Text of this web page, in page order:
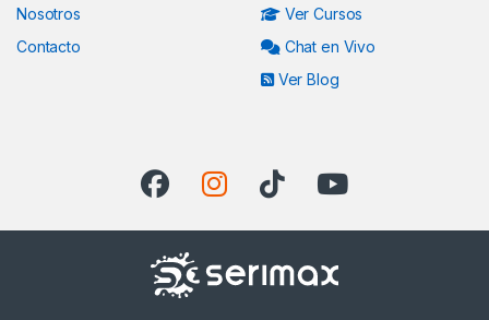
Nosotros
Contacto
Ver Cursos
Chat en Vivo
Ver Blog